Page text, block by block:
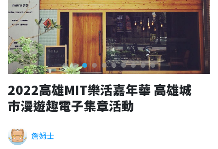
2022高雄MIT樂活嘉年華 高雄城
市漫遊趣電子集章活動
詹姆士